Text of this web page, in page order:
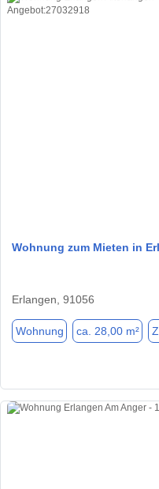
Wohnung zum Mieten in
Erlangen, 91056
Wohnung ca. 28,00 m²